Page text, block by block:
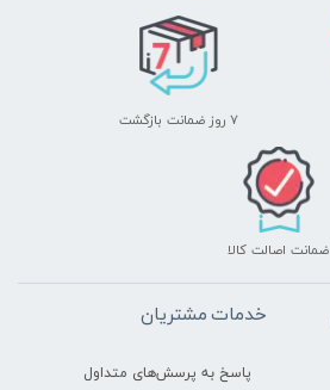
۷ روز ضمانت بازگشت
ضمانت اصالت کالا
خدمات مشتریان
پاسخ به پرسش‌های متداول